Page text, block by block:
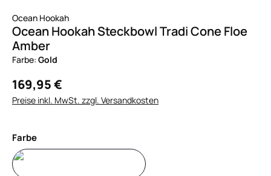
Ocean Hookah
Ocean Hookah Steckbowl Tradi Cone Floe
Amber
Farbe: Gold
169,95 €
Preise inkl. MwSt. zzgl. Versandkosten
Farbeauswählen